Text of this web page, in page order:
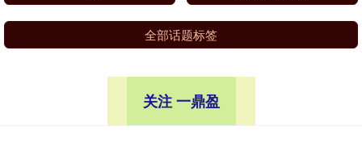
全部话题标签
关注 一鼎盈